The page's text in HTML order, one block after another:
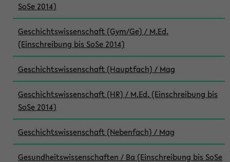
SoSe 2014)
Geschichtswissenschaft (Gym/Ge) / M.Ed.
(Einschreibung bis SoSe 2014)
Geschichtswissenschaft (Hauptfach) / Mag
Geschichtswissenschaft (HR) / M.Ed. (Einschreibung bis
SoSe 2014)
Geschichtswissenschaft (Nebenfach) / Mag
Gesundheitswissenschaften / Ba (Einschreibung bis SoSe